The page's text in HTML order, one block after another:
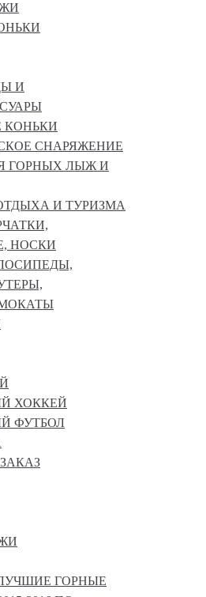
И
КОНЬКИ
СНАРЯЖЕНИЕ
ГОРНЫХ ЛЫЖ И
И ТУРИЗМА
НОСКИ
ХОККЕЙ
ФУТБОЛ
ГОРНЫЕ